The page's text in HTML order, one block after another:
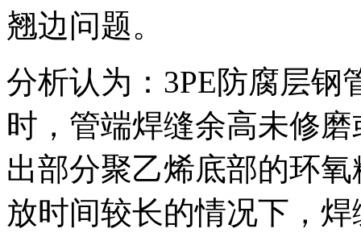
翘边问题。
分析认为：3PE防腐层钢
时，管端焊缝余高未修
出部分聚乙烯底部的环
放时间较长的情况下，